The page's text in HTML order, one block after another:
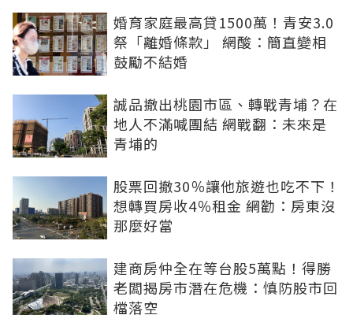
婚育家庭最高貸1500萬！青安3.0
祭「離婚條款」 網酸：簡直變相
鼓勵不結婚
誠品撤出桃園市區、轉戰青埔？在
地人不滿喊團結 網戰翻：未來是
青埔的
股票回撤30％讓他旅遊也吃不下！
想轉買房收4％租金 網勸：房東沒
那麼好當
建商房仲全在等台股5萬點！得勝
老闆揭房市潛在危機：慎防股市回
檔落空